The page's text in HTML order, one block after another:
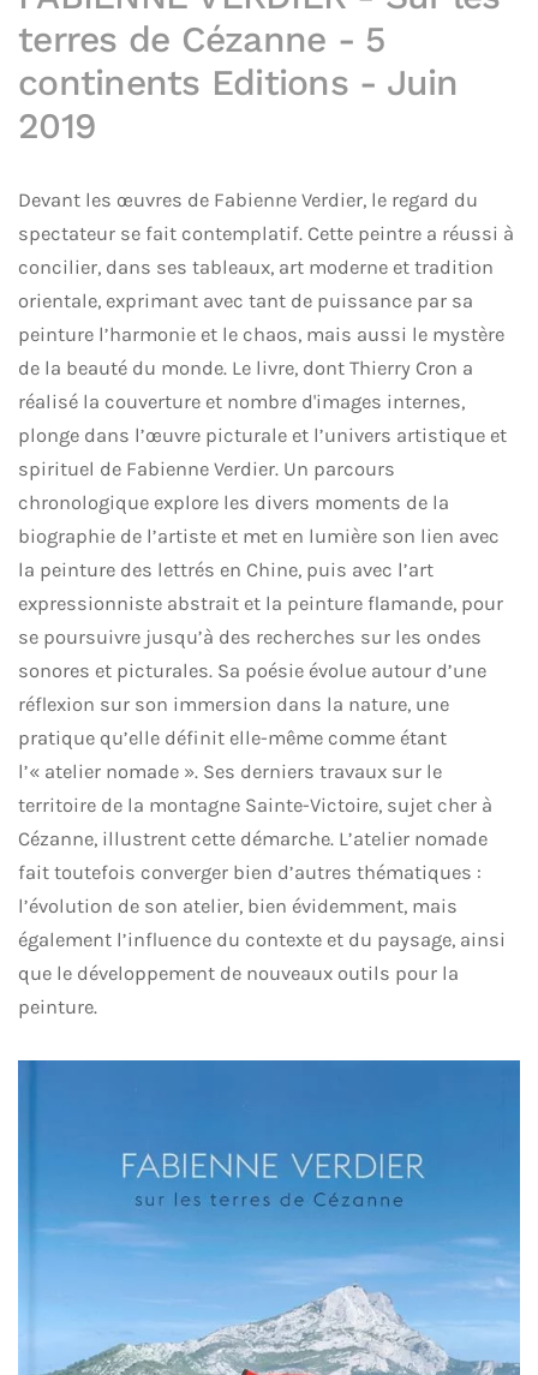
terres de Cézanne - 5
continents Editions - Juin
2019
Devant les œuvres de Fabienne Verdier, le regard du
spectateur se fait contemplatif. Cette peintre a réussi à
concilier, dans ses tableaux, art moderne et tradition
orientale, exprimant avec tant de puissance par sa
peinture l’harmonie et le chaos, mais aussi le mystère
de la beauté du monde. Le livre, dont Thierry Cron a
réalisé la couverture et nombre d'images internes,
plonge dans l’œuvre picturale et l’univers artistique et
spirituel de Fabienne Verdier. Un parcours
chronologique explore les divers moments de la
biographie de l’artiste et met en lumière son lien avec
la peinture des lettrés en Chine, puis avec l’art
expressionniste abstrait et la peinture flamande, pour
se poursuivre jusqu’à des recherches sur les ondes
sonores et picturales. Sa poésie évolue autour d’une
réflexion sur son immersion dans la nature, une
pratique qu’elle définit elle-même comme étant
l’« atelier nomade ». Ses derniers travaux sur le
territoire de la montagne Sainte-Victoire, sujet cher à
Cézanne, illustrent cette démarche. L’atelier nomade
fait toutefois converger bien d’autres thématiques :
l’évolution de son atelier, bien évidemment, mais
également l’influence du contexte et du paysage, ainsi
que le développement de nouveaux outils pour la
peinture.